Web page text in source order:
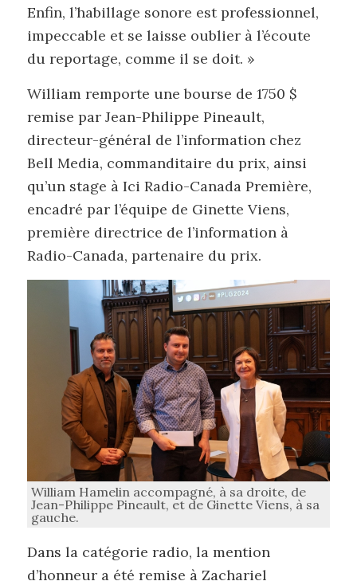
Enfin, l’habillage sonore est professionnel,
impeccable et se laisse oublier à l’écoute
du reportage, comme il se doit. »
William remporte une bourse de 1750 $
remise par Jean-Philippe Pineault,
directeur-général de l’information chez
Bell Media, commanditaire du prix, ainsi
qu’un stage à Ici Radio-Canada Première,
encadré par l’équipe de Ginette Viens,
première directrice de l’information à
Radio-Canada, partenaire du prix.
William Hamelin accompagné, à sa droite, de
Jean-Philippe Pineault, et de Ginette Viens, à sa
gauche.
Dans la catégorie radio, la mention
d’honneur a été remise à Zachariel